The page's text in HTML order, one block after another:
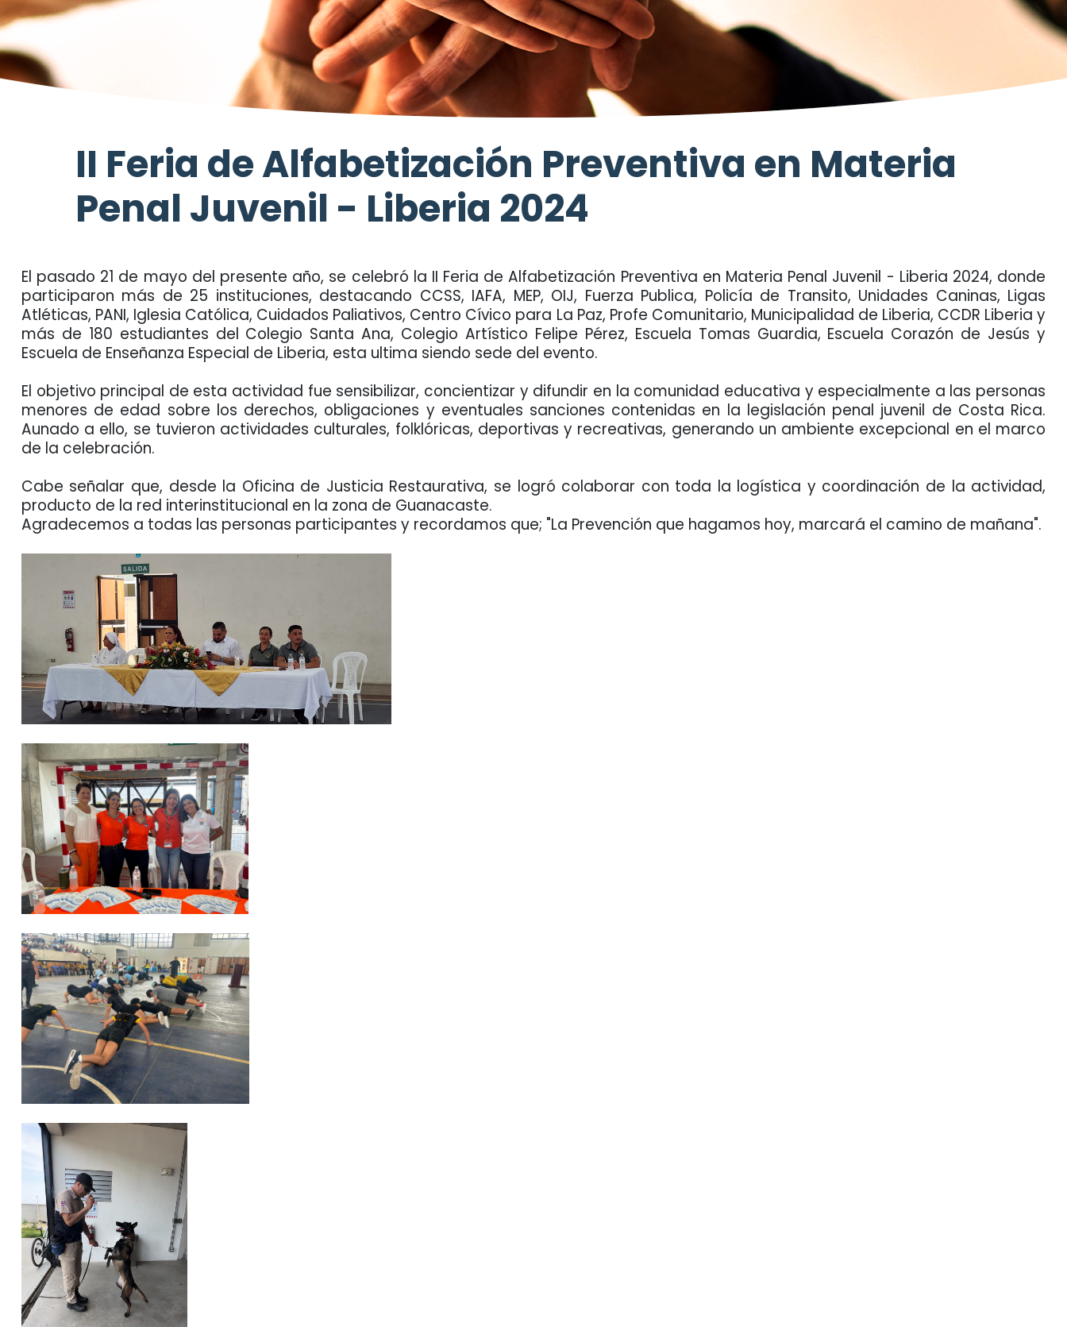
II Feria de Alfabetización Preventiva en Materia
Penal Juvenil - Liberia 2024
El pasado 21 de mayo del presente año, se celebró la II Feria de Alfabetización Preventiva en Materia Penal Juvenil - Liberia 2024, donde
participaron más de 25 instituciones, destacando CCSS, IAFA, MEP, OIJ, Fuerza Publica, Policía de Transito, Unidades Caninas, Ligas
Atléticas, PANI, Iglesia Católica, Cuidados Paliativos, Centro Cívico para La Paz, Profe Comunitario, Municipalidad de Liberia, CCDR Liberia y
más de 180 estudiantes del Colegio Santa Ana, Colegio Artístico Felipe Pérez, Escuela Tomas Guardia, Escuela Corazón de Jesús y
Escuela de Enseñanza Especial de Liberia, esta ultima siendo sede del evento.
El objetivo principal de esta actividad fue sensibilizar, concientizar y difundir en la comunidad educativa y especialmente a las personas
menores de edad sobre los derechos, obligaciones y eventuales sanciones contenidas en la legislación penal juvenil de Costa Rica.
Aunado a ello, se tuvieron actividades culturales, folklóricas, deportivas y recreativas, generando un ambiente excepcional en el marco
de la celebración.
Cabe señalar que, desde la Oficina de Justicia Restaurativa, se logró colaborar con toda la logística y coordinación de la actividad,
producto de la red interinstitucional en la zona de Guanacaste.
Agradecemos a todas las personas participantes y recordamos que; "La Prevención que hagamos hoy, marcará el camino de mañana".